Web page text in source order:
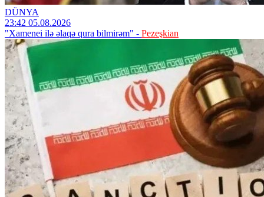
DÜNYA
23:42 05.08.2026
"Xamenei ilə əlaqə qura bilmirəm" - Pezeşkian